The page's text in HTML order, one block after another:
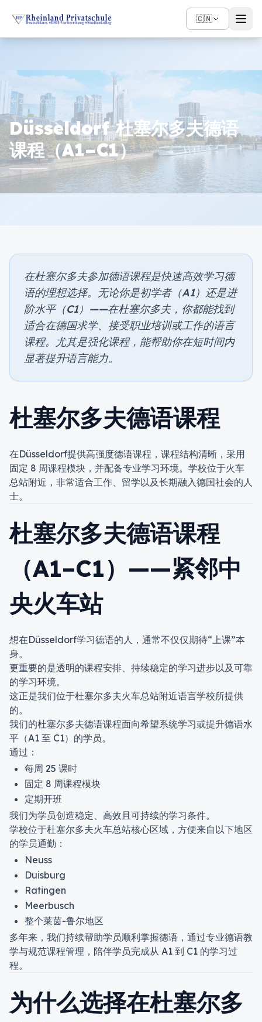
🇨🇳
arrow_back Zurück zur Übersicht
Düsseldorf 杜塞尔多夫德语
课程（A1–C1）
在杜塞尔多夫参加德语课程是快速高效学习德
语的理想选择。无论你是初学者（A1）还是进
阶水平（C1）——在杜塞尔多夫，你都能找到
适合在德国求学、接受职业培训或工作的语言
课程。尤其是强化课程，能帮助你在短时间内
显著提升语言能力。
杜塞尔多夫德语课程
在Düsseldorf提供高强度德语课程，课程结构清晰，采用
固定 8 周课程模块，并配备专业学习环境。学校位于火车
总站附近，非常适合工作、留学以及长期融入德国社会的人
士。
杜塞尔多夫德语课程
（A1–C1）——紧邻中
央火车站
想在Düsseldorf学习德语的人，通常不仅仅期待“上课”本
身。
更重要的是透明的课程安排、持续稳定的学习进步以及可靠
的学习环境。
这正是我们位于杜塞尔多夫火车总站附近语言学校所提供
的。
我们的杜塞尔多夫德语课程面向希望系统学习或提升德语水
平（A1 至 C1）的学员。
通过：
每周 25 课时
固定 8 周课程模块
定期开班
我们为学员创造稳定、高效且可持续的学习条件。
学校位于杜塞尔多夫火车总站核心区域，方便来自以下地区
的学员通勤：
Neuss
Duisburg
Ratingen
Meerbusch
整个莱茵-鲁尔地区
多年来，我们持续帮助学员顺利掌握德语，通过专业德语教
学与规范课程管理，陪伴学员完成从 A1 到 C1 的学习过
程。
为什么选择在杜塞尔多